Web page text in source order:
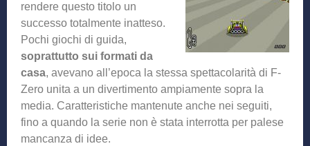
rendere questo titolo un
successo totalmente inatteso.
Pochi giochi di guida,
soprattutto sui formati da
casa, avevano all’epoca la stessa spettacolarità di F-
Zero unita a un divertimento ampiamente sopra la
media. Caratteristiche mantenute anche nei seguiti,
fino a quando la serie non è stata interrotta per palese
mancanza di idee.